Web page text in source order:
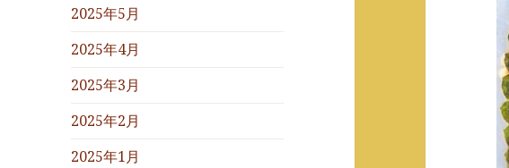
2025年5月
2025年4月
2025年3月
2025年2月
2025年1月